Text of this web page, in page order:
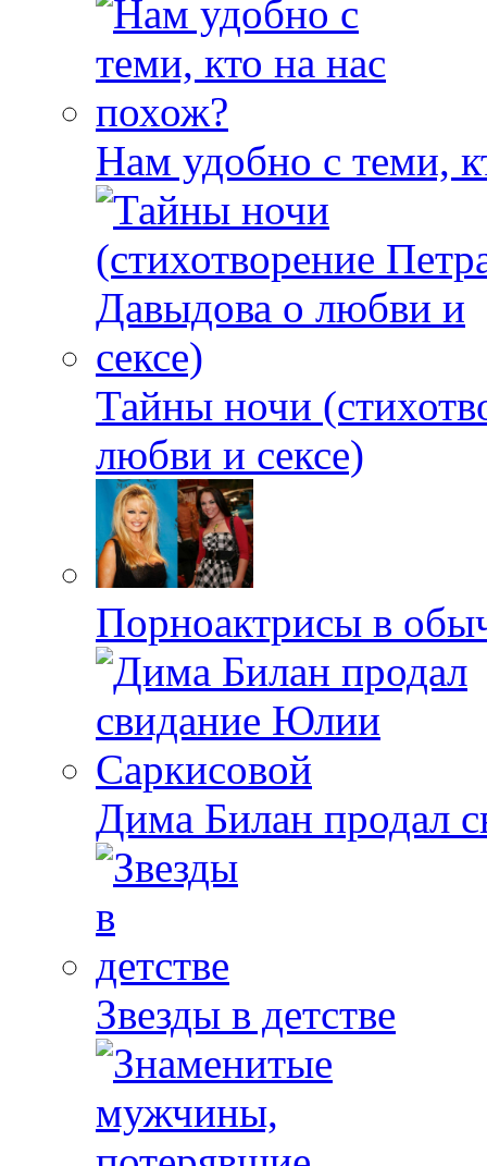
Нам удобно с теми,
Тайны ночи
любви и сексе)
Порноактрисы в
Дима Билан продал
Звезды в детстве